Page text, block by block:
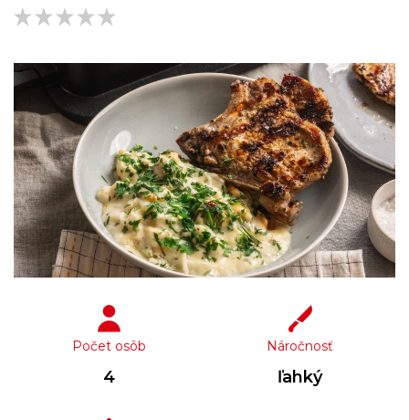
Počet osôb
4
Náročnosť
ľahký